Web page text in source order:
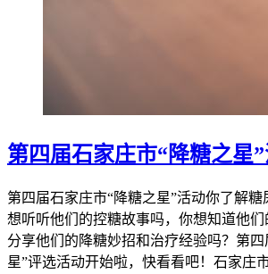
第四届石家庄市“降糖之星
第四届石家庄市“降糖之星”活动你了解
想听听他们的控糖故事吗，你想知道他
分享他们的降糖妙招和治疗经验吗？第四
星”评选活动开始啦，快看看吧！石家庄